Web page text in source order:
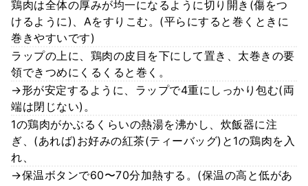
鶏肉は全体の厚みが均一になるように切り開き(傷をつ
けるように)、Aをすりこむ。(平らにすると巻くときに
巻きやすいです)
ラップの上に、鶏肉の皮目を下にして置き、太巻きの要
領できつめにくるくると巻く。
→形が安定するように、ラップで4重にしっかり包む(両
端は閉じない)。
1の鶏肉がかぶるくらいの熱湯を沸かし、炊飯器に注
ぎ、(あれば)お好みの紅茶(ティーバッグ)と1の鶏肉を入
れ、
→保温ボタンで60〜70分加熱する。(保温の高と低があ